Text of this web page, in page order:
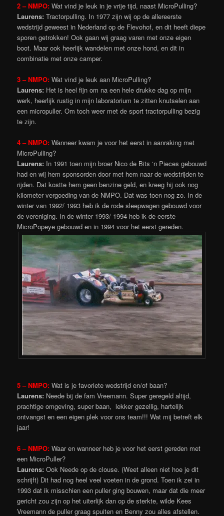
2 – NMPO: Wat vind je leuk in je vrije tijd, naast MicroPulling?
Laurens:Tractorpulling. In 1977 zijn wij op de allereerste
wedstrijd geweest in Nederland op de Flevohof, en dit heeft diepe
sporen getrokken! Ook gaan wij graag varen met onze eigen
boot. Maar ook heerlijk wandelen met onze hond, en dit in
combinatie met onze camper.
3 – NMPO: Wat vind je leuk aan MicroPulling?
Laurens: Het is heel fijn om na een hele drukke dag op mijn
werk, heerlijk rustig in mijn laboratorium te zitten knutselen aan
een micropuller. Om toch weer met de sport tractorpulling bezig
te zijn.
4 – NMPO: Wanneer kwam je voor het eerst in aanraking met
MicroPulling?
Laurens: In 1991 toen mijn broer Nico de Bits ‘n Pieces gebouwd
had en wij hem sponsorden door met hem naar de wedstrijden te
rijden. Dat kostte hem geen benzine geld, en kreeg hij ook nog
kilometer vergoeding van de NMPO. Dat was toen nog zo. In de
winter van 1992/ 1993 heb ik de rode sleepwagen gebouwd voor
de vereniging. In de winter 1993/ 1994 heb ik de eerste
MicroPopeye gebouwd en in 1994 voor het eerst gereden.
5 – NMPO: Wat is je favoriete wedstrijd en/of baan?
Laurens: Neede bij de fam Vreemann. Super geregeld altijd,
prachtige omgeving, super baan, lekker gezellig, hartelijk
ontvangst en een eigen plek voor ons team!!! Wat mij betreft elk
jaar!
6 – NMPO:Waar en wanneer heb je voor het eerst gereden met
een MicroPuller?
Laurens:Ook Neede op de clouse. (Weet alleen niet hoe je dit
schrijft) Dit had nog heel veel voeten in de grond. Toen ik zei in
1993 dat ik misschien een puller ging bouwen, maar dat die meer
gericht zou zijn op het uiterlijk dan op de sterkte, wilde Kees
Vreemann de puller graag spuiten en Benny zou alles afstellen.